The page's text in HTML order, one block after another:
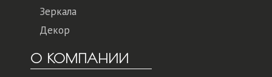
Зеркала
Декор
О КОМПАНИИ